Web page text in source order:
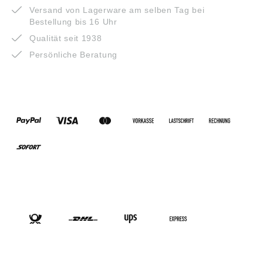
Versand von Lagerware am selben Tag bei
Bestellung bis 16 Uhr
Qualität seit 1938
Persönliche Beratung